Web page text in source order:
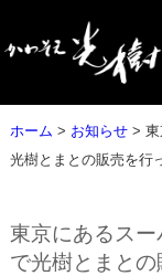
ホーム > お知らせ> 東
光樹とまとの販売を行
東京にあるス
で光樹とまとの